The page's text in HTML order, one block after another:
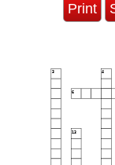
Print
3 4
6
13